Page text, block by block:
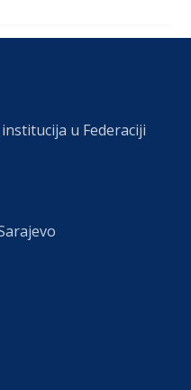
u Federaciji